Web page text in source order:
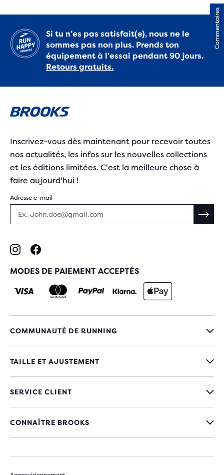
Si tu n’es pas satisfait(e), nous ne le
sommes pas non plus. Prends ton
équipement à l’essai pendant 90 jours.
Retours gratuits.
Inscrivez-vous dès maintenant pour recevoir toutes
nos actualités, les infos sur les nouvelles collections
et les éditions limitées. C'est la meilleure chose à
faire aujourd'hui !
Adresse e-mail
MODES DE PAIEMENT ACCEPTÉS
COMMUNAUTÉ DE RUNNING
TAILLE ET AJUSTEMENT
SERVICE CLIENT
CONNAÎTRE BROOKS
Commentaires